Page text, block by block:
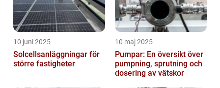
10 juni 2025
Solcellsanläggningar för
större fastigheter
10 maj 2025
Pumpar: En översikt över
pumpning, sprutning och
dosering av vätskor